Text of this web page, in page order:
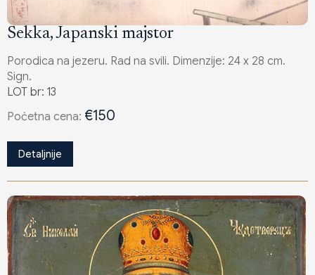
Sekka, Japanski majstor
Porodica na jezeru. Rad na svili. Dimenzije: 24 x 28 cm.
Sign.
LOT br: 13
Poċetna cena: €150
Detaljnije